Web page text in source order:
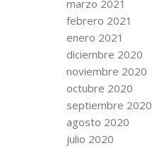
marzo 2021
febrero 2021
enero 2021
diciembre 2020
noviembre 2020
octubre 2020
septiembre 2020
agosto 2020
julio 2020